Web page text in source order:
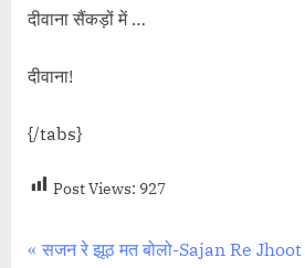
दीवाना सैंकड़ों में …
दीवाना!
{/tabs}
Post Views: 927
Post
P
सजन रे झूठ मत बोलो-Sajan Re